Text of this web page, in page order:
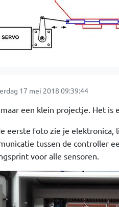
17 mei 2018 09:39:44
een klein projectje. Het is
eerste foto zie je elektronica,
tussen de controller
voor alle sensoren.